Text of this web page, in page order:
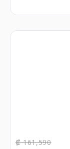
₡161,590